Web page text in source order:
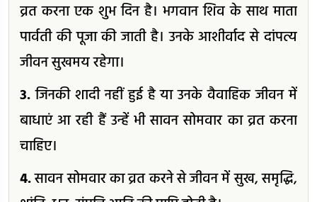
व्रत करना एक शुभ दिन है। भगवान शिव के साथ माता
पार्वती की पूजा की जाती है। उनके आशीर्वाद से दांपत्य
जीवन सुखमय रहेगा।
3.जिनकी शादी नहीं हुई है या उनके वैवाहिक जीवन में
बाधाएं आ रही हैं उन्हें भी सावन सोमवार का व्रत करना
चाहिए।
4.सावन सोमवार का व्रत करने से जीवन में सुख, समृद्धि,